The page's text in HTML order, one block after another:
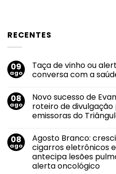
RECENTES
09
ago
Taça de vinho ou
conversa com a
em
Taça
de
vinho
O
álcool
também
conversa
com
a
08
ago
Novo sucesso de
roteiro de
emissoras do
em
Novo
sucesso
de
Evandro
Jr.
08
ago
Agosto Branco:
cigarros eletrônicos
antecipa lesões
alerta oncológico